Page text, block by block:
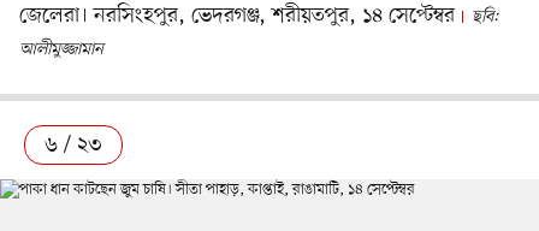
জেলেরা। নরসিংহপুর, ভেদরগঞ্জ, শরীয়তপুর, ১৪ সেপ্টেম্বর
ছবি:
আলীমুজ্জামান
৬ / ২৩